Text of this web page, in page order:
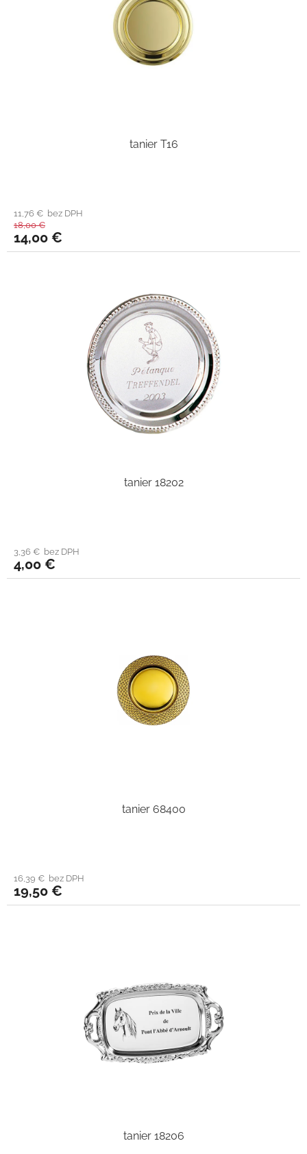
tanier T16
11,76 € bez DPH
18,00 €
14,00 €
tanier 18202
3,36 € bez DPH
4,00 €
tanier 68400
16,39 € bez DPH
19,50 €
tanier 18206